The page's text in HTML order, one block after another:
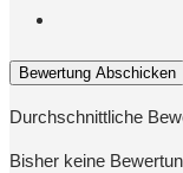
Bewertung Abschicken
Durchschnittliche
Bisher keine